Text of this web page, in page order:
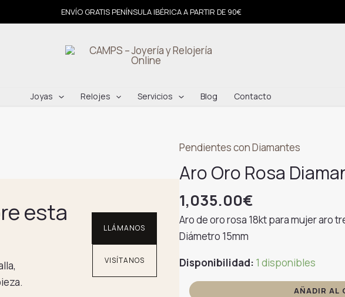
ENVÍO GRATIS PENÍNSULA IBÉRICA A PARTIR DE 90€
Joyas Relojes Servicios Blog Contacto
Pendientes con Diamantes
Aro Oro Rosa
1,035.00€
Aro de oro rosa 18kt para mujer aro
Diámetro 15mm
Disponibilidad: 1 disponibles
Aro
AÑADIR AL
esta
LLÁMANOS
VISÍTANOS